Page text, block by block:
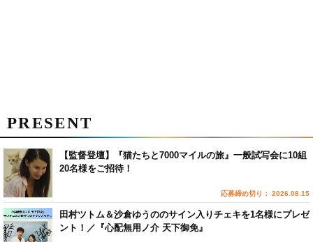
PRESENT
【監督登壇】『猫たちと7000マイルの旅』一般試写会に10組
20名様をご招待！
応募締め切り： 2026.08.15
田村ツトム＆沙倉ゆうののサイン入りチェキを1名様にプレゼ
ント！／『心配無用ノ介 天下御免』